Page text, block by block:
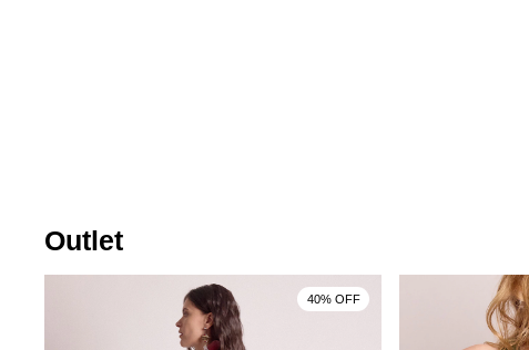
Outlet
40% OFF